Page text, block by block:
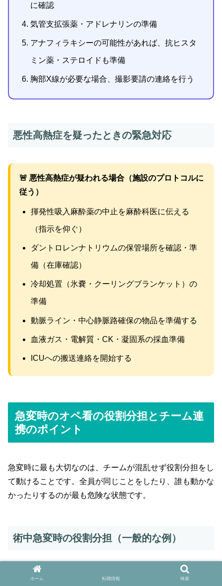
に確認
気管支拡張薬・アドレナリンの準備
アナフィラキシーの可能性があれば、抗ヒスタ
ミン薬・ステロイドも準備
胸部X線が必要な場合、撮影要請の連絡を行う
悪性高熱症を疑ったときの緊急対応
🚨 悪性高熱症が疑われる場合（施設のプロトコルに
従う）
揮発性吸入麻酔薬の中止を麻酔科医に伝える
（指示を仰ぐ）
ダントロレンナトリウムの保管場所を確認・準
備（在庫確認）
冷却処置（氷嚢・クーリングブランケット）の
準備
動脈ライン・中心静脈路確保の物品を準備する
血液ガス・電解質・CK・凝固系の採血準備
ICUへの搬送連絡を開始する
急変時のオペ看の役割分担とチーム連
携のポイント
急変時に最も大切なのは、チームが混乱せず役割分担をし
て動けることです。全員が同じことをしたり、誰も動かな
かったりするのが最も危険な状態です。
術中急変時の役割分担（一般的な例）
メンバー
ホーム 転職情報 検索